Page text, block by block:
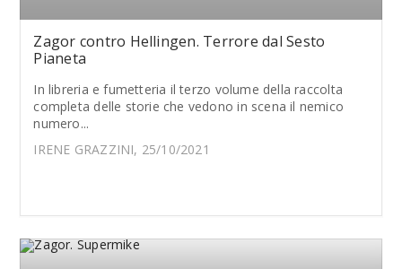
Zagor contro Hellingen. Terrore dal Sesto
Pianeta
In libreria e fumetteria il terzo volume della raccolta
completa delle storie che vedono in scena il nemico
numero...
IRENE GRAZZINI, 25/10/2021